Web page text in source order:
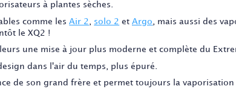
à plantes sèches.
comme lesAir 2 solo 2 etArgo
mais aussi des
le XQ2 !
une mise à jour plus moderne et complète du
dans l'air du temps, plus épuré.
de son grand frère et permet toujours la